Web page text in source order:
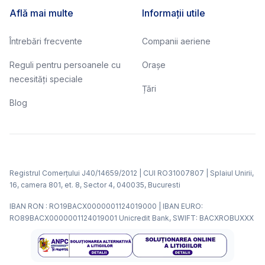
Află mai multe
Întrebări frecvente
Reguli pentru persoanele cu
necesități speciale
Blog
Informații utile
Companii aeriene
Orașe
Țări
Registrul Comerțului J40/14659/2012 | CUI RO31007807 | Splaiul Unirii,
16, camera 801, et. 8, Sector 4, 040035, Bucuresti
IBAN RON : RO19BACX0000001124019000 | IBAN EURO:
RO89BACX0000001124019001 Unicredit Bank, SWIFT: BACXROBUXXX